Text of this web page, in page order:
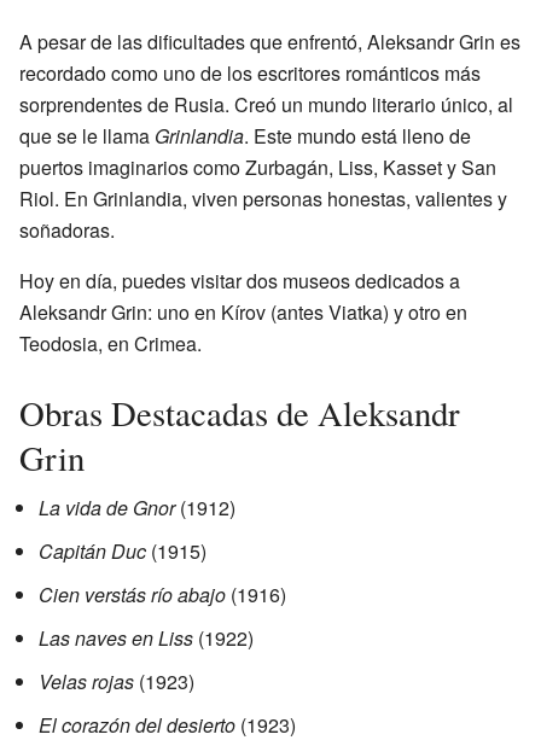
A pesar de las dificultades que enfrentó, Aleksandr Grin es
recordado como uno de los escritores románticos más
sorprendentes de Rusia. Creó un mundo literario único, al
que se le llama Grinlandia. Este mundo está lleno de
puertos imaginarios como Zurbagán, Liss, Kasset y San
Riol. En Grinlandia, viven personas honestas, valientes y
soñadoras.
Hoy en día, puedes visitar dos museos dedicados a
Aleksandr Grin: uno en Kírov (antes Viatka) y otro en
Teodosia, en Crimea.
Obras Destacadas de Aleksandr
Grin
La vida de Gnor(1912)
Capitán Duc (1915)
Cien verstás río abajo (1916)
Las naves en Liss (1922)
Velas rojas (1923)
El corazón del desierto (1923)